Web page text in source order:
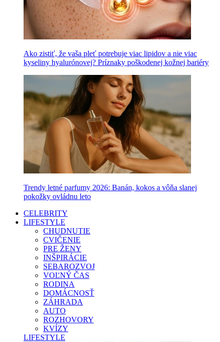
Ako zistiť, že vaša pleť potrebuje viac lipidov a nie viac
kyseliny hyalurónovej? Príznaky poškodenej kožnej bariéry
Trendy letné parfumy 2026: Banán, kokos a vôňa slanej
pokožky ovládnu leto
CELEBRITY
LIFESTYLE
CHUDNUTIE
CVIČENIE
PRE ŽENY
INŠPIRÁCIE
SEBAROZVOJ
VOĽNÝ ČAS
RODINA
DOMÁCNOSŤ
ZÁHRADA
AUTO
ROZHOVORY
KVÍZY
LIFESTYLE